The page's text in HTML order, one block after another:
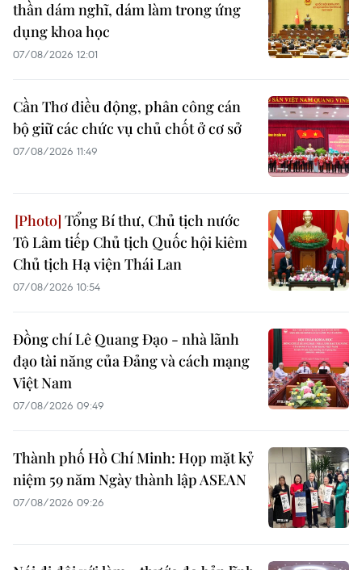
thần dám nghĩ, dám làm trong ứng
dụng khoa học
07/08/2026 12:01
Cần Thơ điều động, phân công cán
bộ giữ các chức vụ chủ chốt ở cơ sở
07/08/2026 11:49
Tổng Bí thư, Chủ tịch nước
Tô Lâm tiếp Chủ tịch Quốc hội kiêm
Chủ tịch Hạ viện Thái Lan
07/08/2026 10:54
Đồng chí Lê Quang Đạo - nhà lãnh
đạo tài năng của Đảng và cách mạng
Việt Nam
07/08/2026 09:49
Thành phố Hồ Chí Minh: Họp mặt kỷ
niệm 59 năm Ngày thành lập ASEAN
07/08/2026 09:26